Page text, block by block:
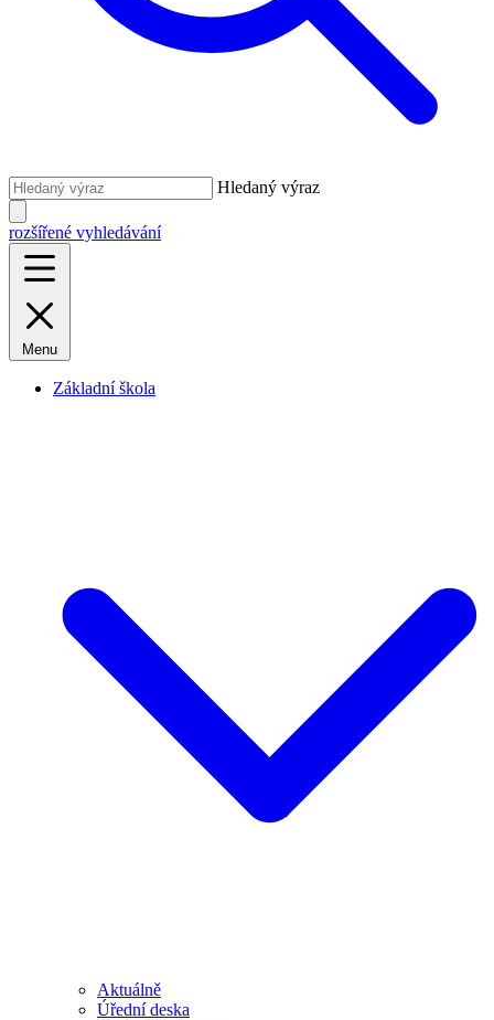
Hledaný výraz
rozšířené vyhledávání
Menu
Základní škola
Aktuálně
Úřední deska